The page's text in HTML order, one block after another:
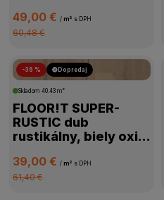
VODEODOLNOSŤ
HRÚBKA PODLAHY
PRIZNANÁ DRÁŽKA
49,00 €/ m² s DPH
60,48 €
-36 % Dopredaj
Skladom40.43 m²
FLOOR!T SUPER-
RUSTIC dub
rustikálny, biely oxid.
39,00 €/ m² s DPH
61,40 €